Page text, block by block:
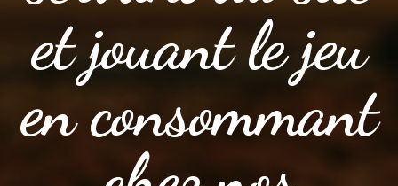
et jouant le jeu
en consommant